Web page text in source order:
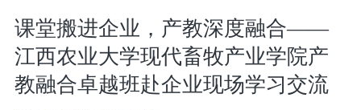
课堂搬进企业，产教深度融合——
江西农业大学现代畜牧产业学院产
教融合卓越班赴企业现场学习交流